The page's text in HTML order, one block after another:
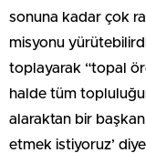
sonuna kadar çok
misyonu
toplayarak “topal
halde tüm
alaraktan bir
etmek istiyoruz’